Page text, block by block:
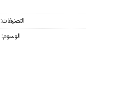
التصنيفات:
الوسوم: